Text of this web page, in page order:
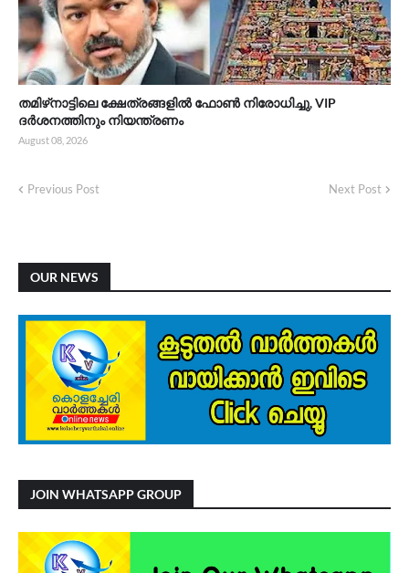
തമിഴ്‌നാട്ടിലെ ക്ഷേത്രങ്ങളിൽ ഫോൺ നിരോധിച്ചു, VIP
ദർശനത്തിനും നിയന്ത്രണം
August 08, 2026
Previous Post Next Post
OUR NEWS
JOIN WHATSAPP GROUP